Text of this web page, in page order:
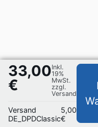
33,00
€
Inkl.
19%
MwSt.
zzgl.
Versand
Versand
DE_DPDClassic
5,00
€